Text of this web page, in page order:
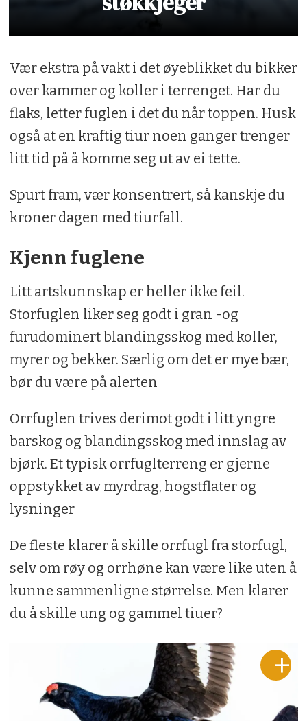
Vær ekstra på vakt i det øyeblikket du bikker
over kammer og koller i terrenget. Har du
flaks, letter fuglen i det du når toppen. Husk
også at en kraftig tiur noen ganger trenger
litt tid på å komme seg ut av ei tette.
Spurt fram, vær konsentrert, så kanskje du
kroner dagen med tiurfall.
Kjenn fuglene
Litt artskunnskap er heller ikke feil.
Storfuglen liker seg godt i gran -og
furudominert blandingsskog med koller,
myrer og bekker. Særlig om det er mye bær,
bør du være på alerten
Orrfuglen trives derimot godt i litt yngre
barskog og blandingsskog med innslag av
bjørk. Et typisk orrfuglterreng er gjerne
oppstykket av myrdrag, hogstflater og
lysninger
De fleste klarer å skille orrfugl fra storfugl,
selv om røy og orrhøne kan være like uten å
kunne sammenligne størrelse. Men klarer
du å skille ung og gammel tiuer?